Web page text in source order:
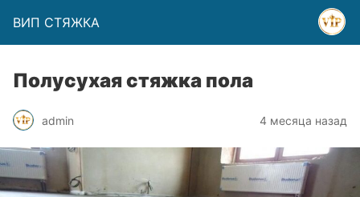
ВИП СТЯЖКА
Полусухая стяжка пола
admin 4 месяца назад